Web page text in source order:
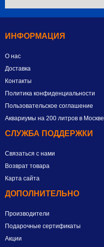
ИНФОРМАЦИЯ
О нас
Доставка
Контакты
Политика конфиденциальности
Пользовательское соглашение
Аквариумы на 200 литров в Москве
СЛУЖБА ПОДДЕРЖКИ
Связаться с нами
Возврат товара
Карта сайта
ДОПОЛНИТЕЛЬНО
Производители
Подарочные сертификаты
Акции